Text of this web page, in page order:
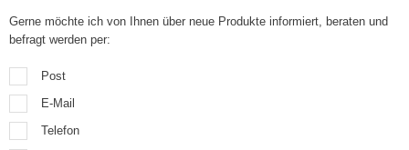
Gerne möchte ich von Ihnen über neue Produkte informiert, beraten und
befragt werden per:
Post
E-Mail
Telefon